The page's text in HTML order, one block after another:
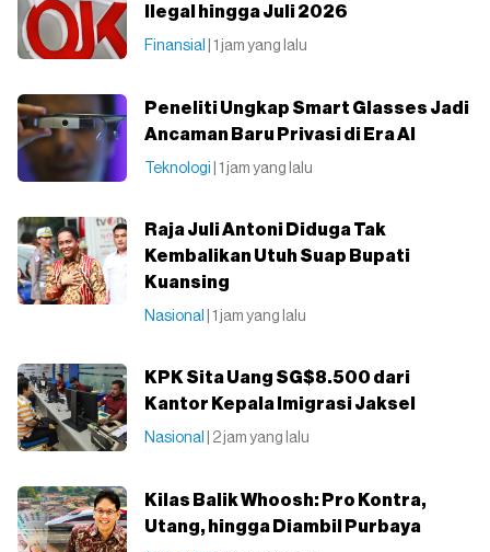
Ilegal hingga Juli 2026
Finansial | 1 jam yang lalu
Peneliti Ungkap Smart Glasses Jadi
Ancaman Baru Privasi di Era AI
Teknologi | 1 jam yang lalu
Raja Juli Antoni Diduga Tak
Kembalikan Utuh Suap Bupati
Kuansing
Nasional | 1 jam yang lalu
KPK Sita Uang SG$8.500 dari
Kantor Kepala Imigrasi Jaksel
Nasional | 2 jam yang lalu
Kilas Balik Whoosh: Pro Kontra,
Utang, hingga Diambil Purbaya